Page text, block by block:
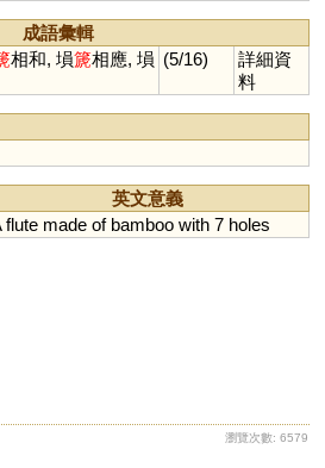
成語彙輯
相和, 塤篪相應, 塤 (5/16)
詳細資
料
英文意義
flute made of bamboo with 7 holes
瀏覽次數: 6579